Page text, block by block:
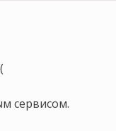
сервисом.